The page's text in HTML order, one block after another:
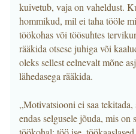
kuivetub, vaja on vaheldust.
hommikud, mil ei taha tööle
töökohas või töösuhtes
rääkida otsese juhiga või
oleks sellest eelnevalt mõne
lähedasega rääkida.
„Motivatsiooni ei saa
endas selgusele jõuda, mis on